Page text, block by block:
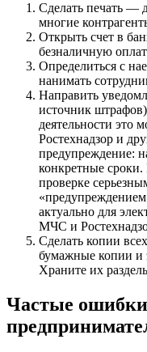
Сделать печать —
многие
Открыть счет в
безналичную
Определиться с
нанимать
Направить
источник
деятельности это
Ростехнадзор и
предупреждение:
конкретные
проверке
актуально для
МЧС и
Сделать копии
бумажные копии и
Храните их
Частые